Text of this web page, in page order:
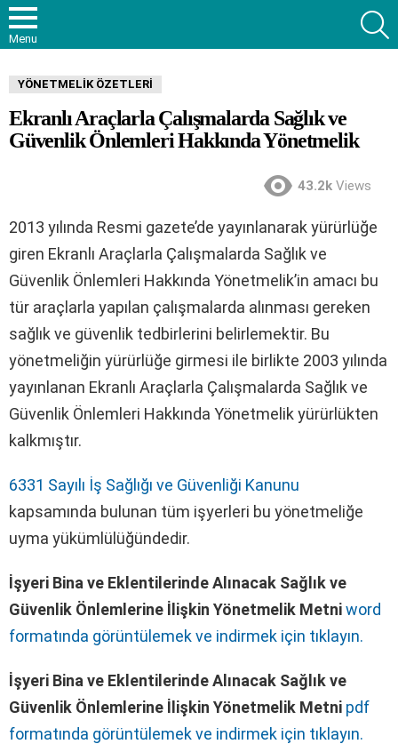
Menu
YÖNETMELIK ÖZETLERI
Ekranlı Araçlarla Çalışmalarda Sağlık ve
Güvenlik Önlemleri Hakkında Yönetmelik
43.2k Views
2013 yılında Resmi gazete’de yayınlanarak yürürlüğe
giren Ekranlı Araçlarla Çalışmalarda Sağlık ve
Güvenlik Önlemleri Hakkında Yönetmelik’in amacı bu
tür araçlarla yapılan çalışmalarda alınması gereken
sağlık ve güvenlik tedbirlerini belirlemektir. Bu
yönetmeliğin yürürlüğe girmesi ile birlikte 2003 yılında
yayınlanan Ekranlı Araçlarla Çalışmalarda Sağlık ve
Güvenlik Önlemleri Hakkında Yönetmelik yürürlükten
kalkmıştır.
6331 Sayılı İş Sağlığı ve Güvenliği Kanunu
kapsamında bulunan tüm işyerleri bu yönetmeliğe
uyma yükümlülüğündedir.
İşyeri Bina ve Eklentilerinde Alınacak Sağlık ve
Güvenlik Önlemlerine İlişkin Yönetmelik Metniword
formatında görüntülemek ve indirmek için tıklayın.
İşyeri Bina ve Eklentilerinde Alınacak Sağlık ve
Güvenlik Önlemlerine İlişkin Yönetmelik Metni pdf
formatında görüntülemek ve indirmek için tıklayın.